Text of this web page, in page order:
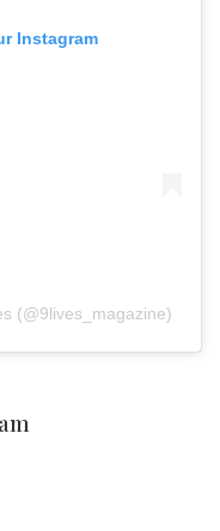
Instagram
(@9lives_magazine)